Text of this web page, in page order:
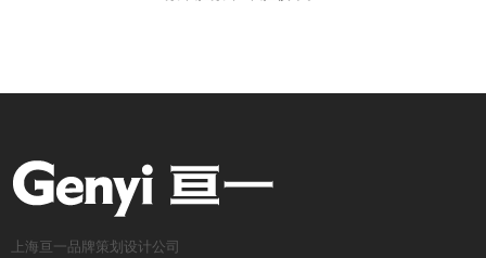
上海亘一品牌策划设计公司